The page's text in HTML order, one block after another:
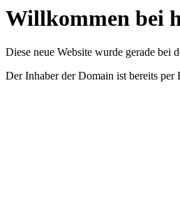
Willkommen bei
Diese neue Website wurde gerade bei
Der Inhaber der Domain ist bereits per